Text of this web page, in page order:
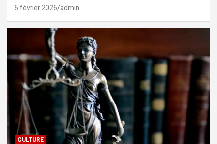
6 février 2026 admin
CULTURE